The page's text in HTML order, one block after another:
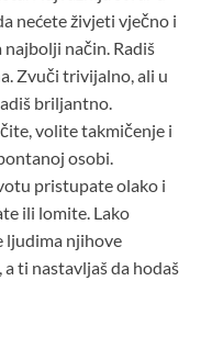
nećete živjeti vječno i
način. Radiš
Zvuči trivijalno, ali u
briljantno.
volite takmičenje i
osobi.
pristupate olako i
ili lomite. Lako
ljudima njihove
a ti nastavljaš da hodaš